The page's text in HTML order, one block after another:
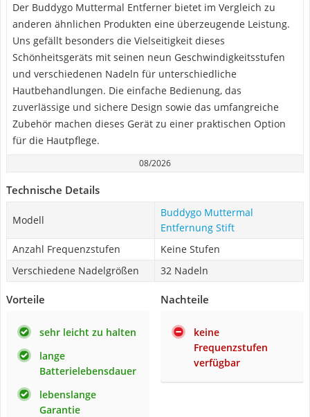
Der Buddygo Muttermal Entferner bietet im Vergleich zu
anderen ähnlichen Produkten eine überzeugende Leistung.
Uns gefällt besonders die Vielseitigkeit dieses
Schönheitsgeräts mit seinen neun Geschwindigkeitsstufen
und verschiedenen Nadeln für unterschiedliche
Hautbehandlungen. Die einfache Bedienung, das
zuverlässige und sichere Design sowie das umfangreiche
Zubehör machen dieses Gerät zu einer praktischen Option
für die Hautpflege.
08/2026
Technische Details
Modell
Buddygo Muttermal
Entfernung Stift
Anzahl Frequenzstufen
Keine Stufen
Verschiedene Nadelgrößen
32 Nadeln
Vorteile
sehr leicht zu halten
lange
Batterielebensdauer
lebenslange
Garantie
Nachteile
keine
Frequenzstufen
verfügbar